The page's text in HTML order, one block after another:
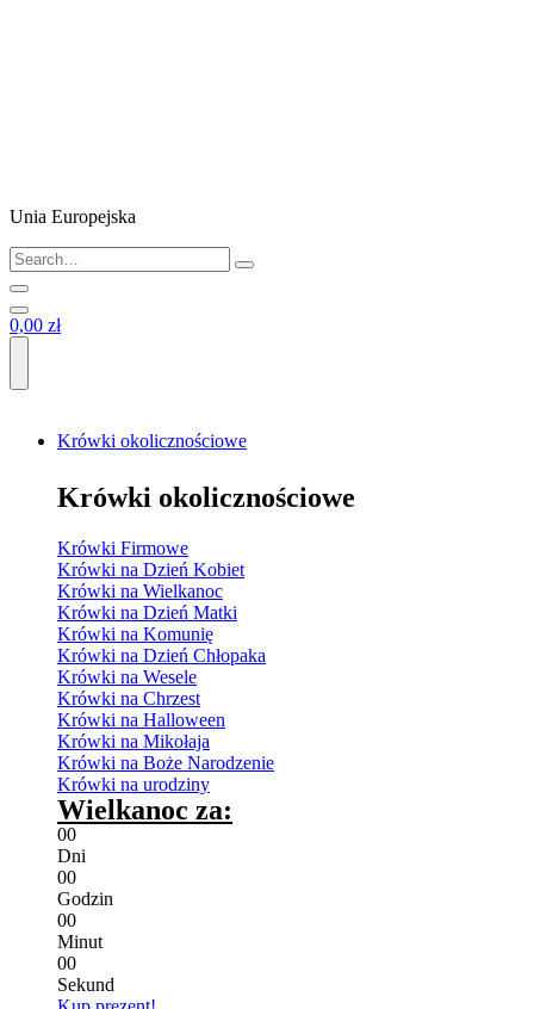
Unia Europejska
0,00 zł
Krówki okolicznościowe
Krówki okolicznościowe
Krówki Firmowe
Krówki na Dzień Kobiet
Krówki na Wielkanoc
Krówki na Dzień Matki
Krówki na Komunię
Krówki na Dzień Chłopaka
Krówki na Wesele
Krówki na Chrzest
Krówki na Halloween
Krówki na Mikołaja
Krówki na Boże Narodzenie
Krówki na urodziny
Wielkanoc za:
00
Dni
00
Godzin
00
Minut
00
Sekund